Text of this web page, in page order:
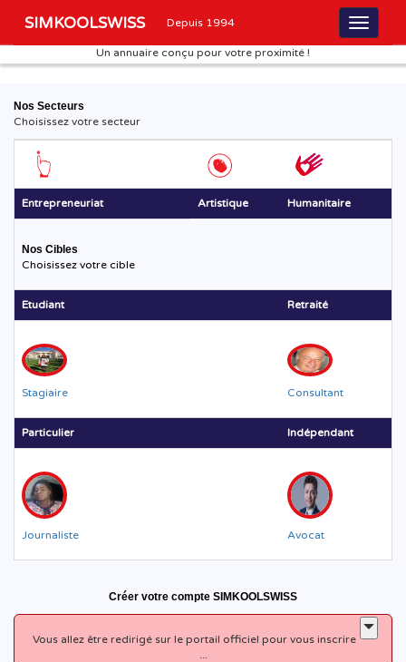
SIMKOOLSWISS Depuis 1994
Un annuaire conçu pour votre proximité !
Nos Secteurs
Choisissez votre secteur
Entrepreneuriat Artistique Humanitaire
Nos Cibles
Choisissez votre cible
Etudiant Retraité
Stagiaire Consultant
Particulier Indépendant
Journaliste Avocat
Créer votre compte SIMKOOLSWISS
Vous allez être redirigé sur le portail officiel pour vous inscrire
...